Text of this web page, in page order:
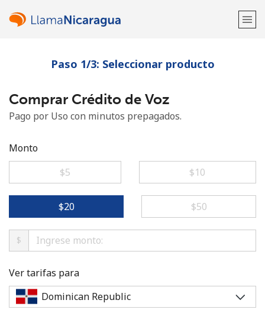
¡Bienvenido!
¿Ya tienes una cuenta?Inicia sesión →
Paso 1/3: Seleccionar producto
Comprar Crédito de Voz
Pago por Uso con minutos prepagados.
Monto
⁦$5⁩
⁦$10⁩
⁦$20⁩ ⁦$50⁩
$
Ver tarifas para